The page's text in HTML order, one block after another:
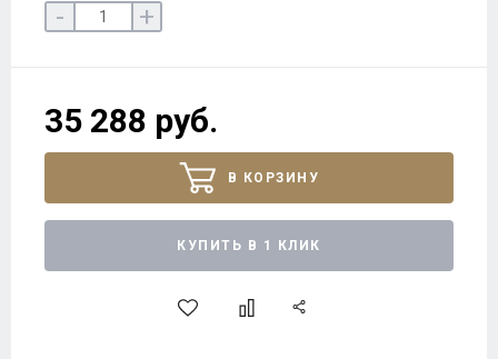
- +
35 288 руб.
В КОРЗИНУ
КУПИТЬ В 1 КЛИК